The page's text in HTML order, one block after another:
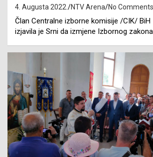
4. Augusta 2022. NTV Arena No Comments
Član Centralne izborne komisije /CIK/ BiH
izjavila je Srni da izmjene Izbornog